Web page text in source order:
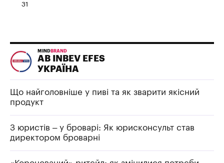
31
MIND BRAND
AB INBEV EFES
УКРАЇНА
Що найголовніше у пиві та як зварити якісний
продукт
З юристів – у броварі: Як юрисконсульт став
директором броварні